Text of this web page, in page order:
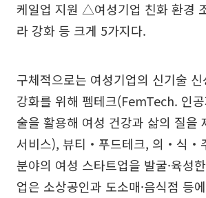
케일업 지원 △여성기업 친화 환경
라 강화 등 크게 5가지다.
구체적으로는 여성기업의 신기술
강화를 위해 펨테크(FemTech. 인
술을 활용해 여성 건강과 삶의 질을
서비스), 뷰티‧푸드테크, 의‧식‧
분야의 여성 스타트업을 발굴·육성
업은 소상공인과 도소매·음식점 등